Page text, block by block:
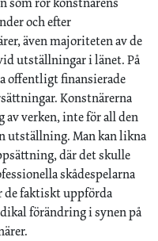
och efter
även majoriteten av de
utställningar i länet. På
offentligt finansierade
Konstnärerna
verken, inte för all den
utställning. Man kan likna
där det skulle
skådespelarna
faktiskt uppförda
förändring i synen på